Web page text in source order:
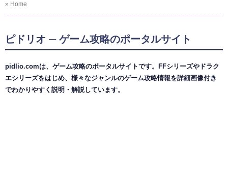
» Home
ピドリオ ─ ゲーム攻略のポータルサイト
pidlio.comは、ゲーム攻略のポータルサイトです。FFシリーズやドラク
エシリーズをはじめ、様々なジャンルのゲーム攻略情報を詳細画像付き
でわかりやすく説明・解説しています。